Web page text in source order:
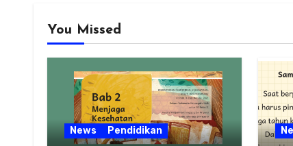
You Missed
News Pendidikan